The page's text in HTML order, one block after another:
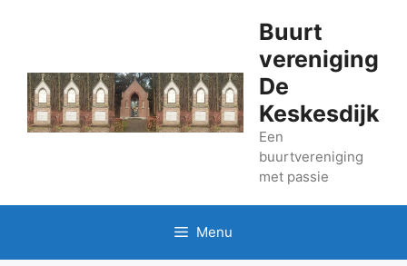
inhoud
Buurt
vereniging
De
Keskesdijk
Een
buurtvereniging
met passie
Menu